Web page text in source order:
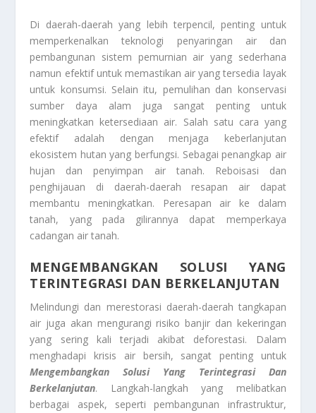
Di daerah-daerah yang lebih terpencil, penting untuk
memperkenalkan teknologi penyaringan air dan
pembangunan sistem pemurnian air yang sederhana
namun efektif untuk memastikan air yang tersedia layak
untuk konsumsi. Selain itu, pemulihan dan konservasi
sumber daya alam juga sangat penting untuk
meningkatkan ketersediaan air. Salah satu cara yang
efektif adalah dengan menjaga keberlanjutan
ekosistem hutan yang berfungsi. Sebagai penangkap air
hujan dan penyimpan air tanah. Reboisasi dan
penghijauan di daerah-daerah resapan air dapat
membantu meningkatkan. Peresapan air ke dalam
tanah, yang pada gilirannya dapat memperkaya
cadangan air tanah.
MENGEMBANGKAN SOLUSI YANG
TERINTEGRASI DAN BERKELANJUTAN
Melindungi dan merestorasi daerah-daerah tangkapan
air juga akan mengurangi risiko banjir dan kekeringan
yang sering kali terjadi akibat deforestasi. Dalam
menghadapi krisis air bersih, sangat penting untuk
Mengembangkan Solusi Yang Terintegrasi Dan
Berkelanjutan. Langkah-langkah yang melibatkan
berbagai aspek, seperti pembangunan infrastruktur,